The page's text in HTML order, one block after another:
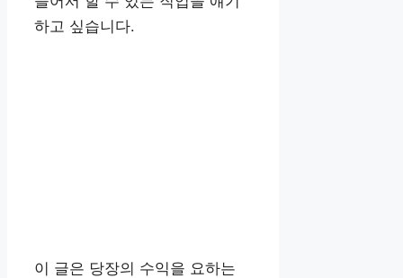
하고 싶습니다.
이 글은 당장의 수익을 요하는